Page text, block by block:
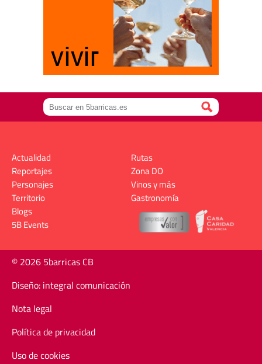
Actualidad
Reportajes
Personajes
Territorio
Rutas
Zona DO
Vinos y más
Gastronomía
Blogs
5B Events
© 2026 5barricas CB
Diseño: integral comunicación
Nota legal
Política de privacidad
Uso de cookies